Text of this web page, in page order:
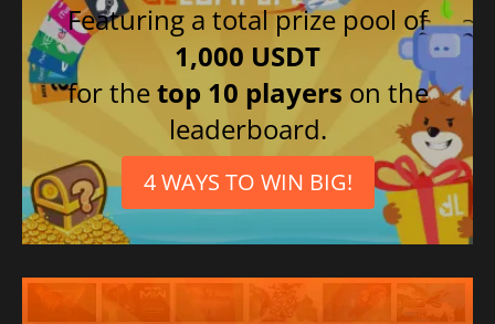
Featuring a total prize pool of
1,000 USDT
for thetop 10 players on the
leaderboard.
4 WAYS TO WIN BIG!